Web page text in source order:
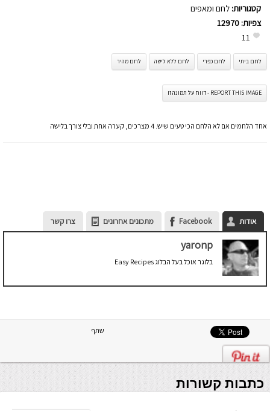
קטגוריות: לחם ומאפים
צפיות: 12970
11
לחם ביתי לחם כפרי לחם ללא לישה לחם מהיר
REPORT THIS IMAGE - דווח על תמונה זו
אחד הלחמים אם לא הלחם הכי טעים שיש. 4 מצרכים, קערה אחת ובלי צורך בלישה
אודות Facebook מתכונים אחרונים צרו קשר
yaronp
בלוגר אוכל בעל הבלוג Easy Recipes
שתף
כתבות קשורות